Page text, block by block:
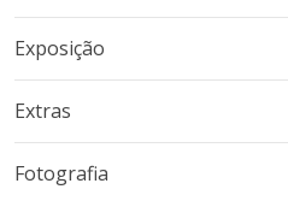
Exposição
Extras
Fotografia